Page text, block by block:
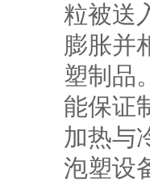
粒被送
膨胀并
塑制品
能保证
加热与
泡塑设